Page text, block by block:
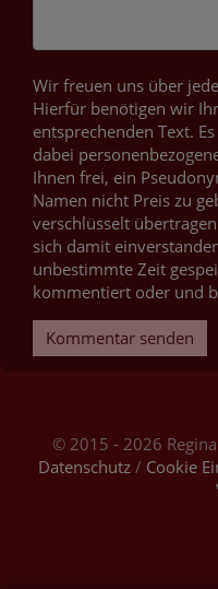
Wir freuen uns über
Hierfür benötigen wir
entsprechenden Text.
dabei
Ihnen frei, ein
Namen nicht Preis zu
verschlüsselt
sich damit
unbestimmte Zeit
kommentiert oder und
Kommentar senden
© 2015 - 2026
Datenschutz/ Cookie